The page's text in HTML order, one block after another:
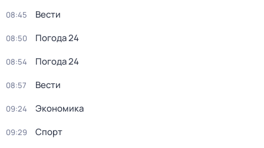
08:45 Вести
08:50 Погода 24
08:54 Погода 24
08:57 Вести
09:24 Экономика
09:29 Спорт